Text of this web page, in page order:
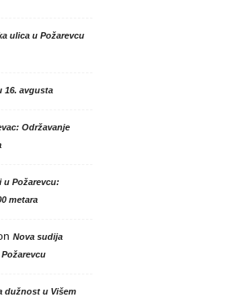
ulica u Požarevcu
16. avgusta
Održavanje
u Požarevcu:
metara
Nova sudija
dužnost u Višem